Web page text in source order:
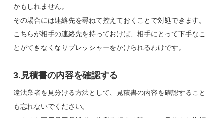
かもしれません。
その場合には連絡先を尋ねて控えておくことで対処できます。
こちらが相手の連絡先を持っておけば、相手にとって下手なこ
とができなくなりプレッシャーをかけられるわけです。
3.見積書の内容を確認する
違法業者を見分ける方法として、見積書の内容を確認すること
も忘れないでください。